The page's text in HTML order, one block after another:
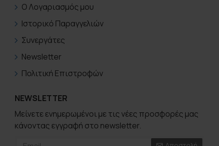
Ο Λογαριασμός μου
Ιστορικό Παραγγελιών
Συνεργάτες
Newsletter
Πολιτική Επιστροφών
NEWSLETTER
Μείνετε ενημερωμένοι με τις νέες προσφορές μας
κάνοντας εγγραφή στο newsletter.